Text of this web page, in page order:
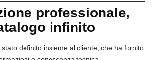
professionale,
infinito
definito insieme al cliente, che ha fornito